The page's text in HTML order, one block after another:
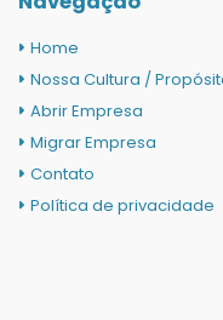
Home
Nossa Cultura /
Abrir Empresa
Migrar Empresa
Contato
Política de privacidade